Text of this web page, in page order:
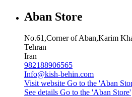
Aban Store
No.61,Corner of Aban,Karim
Tehran
Iran
982188906565
Info@kish-behin.com
Visit website Go to the 'Aban
See details Go to the 'Aban Store'